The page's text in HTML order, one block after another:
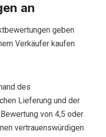
an
geben
Verkäufer kaufen
des
Lieferung und der
von 4,5 oder
vertrauenswürdigen